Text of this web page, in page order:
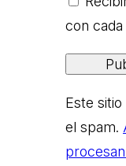
con
Este
el spam.